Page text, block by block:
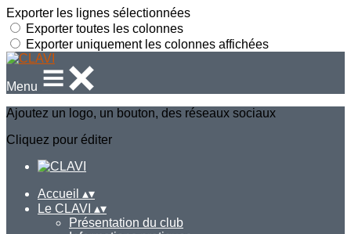
Exporter les lignes sélectionnées
Exporter toutes les colonnes
Exporter uniquement les colonnes affichées
Menu
Ajoutez un logo, un bouton, des réseaux sociaux
Cliquez pour éditer
Accueil ▴▾
Le CLAVI ▴▾
Présentation du club